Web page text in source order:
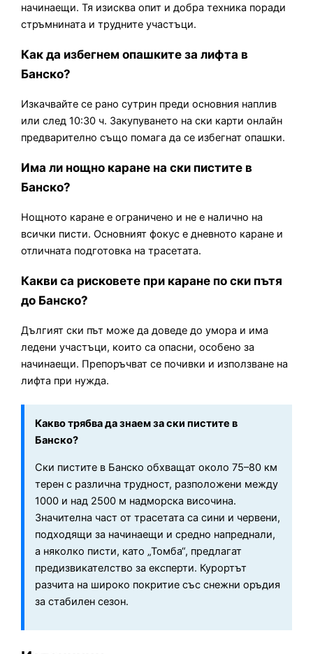
начинаещи. Тя изисква опит и добра техника поради
стръмнината и трудните участъци.
Как да избегнем опашките за лифта в
Банско?
Изкачвайте се рано сутрин преди основния наплив
или след 10:30 ч. Закупуването на ски карти онлайн
предварително също помага да се избегнат опашки.
Има ли нощно каране на ски пистите в
Банско?
Нощното каране е ограничено и не е налично на
всички писти. Основният фокус е дневното каране и
отличната подготовка на трасетата.
Какви са рисковете при каране по ски пътя
до Банско?
Дългият ски път може да доведе до умора и има
ледени участъци, които са опасни, особено за
начинаещи. Препоръчват се почивки и използване на
лифта при нужда.
Какво трябва да знаем за ски пистите в
Банско?
Ски пистите в Банско обхващат около 75–80 км
терен с различна трудност, разположени между
1000 и над 2500 м надморска височина.
Значителна част от трасетата са сини и червени,
подходящи за начинаещи и средно напреднали,
а няколко писти, като „Томба“, предлагат
предизвикателство за експерти. Курортът
разчита на широко покритие със снежни оръдия
за стабилен сезон.